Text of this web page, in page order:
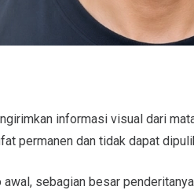
informasi visual dari
permanen dan tidak dapat
sebagian besar